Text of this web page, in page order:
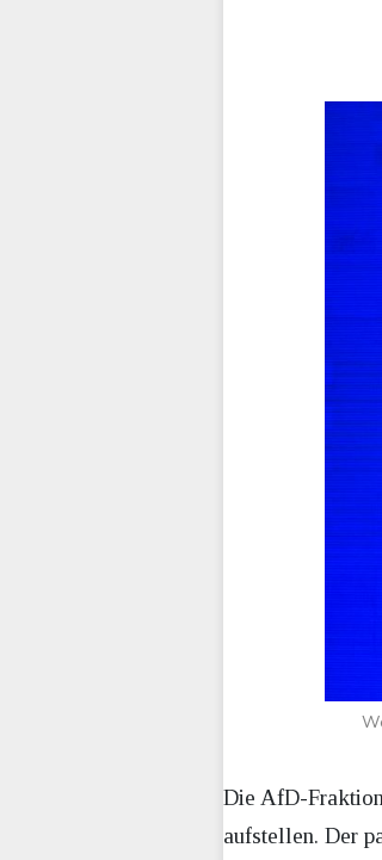
Die AfD-
aufstellen. Der